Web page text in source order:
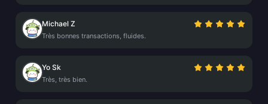
Michael Z
Très bonnes transactions, fluides.
Yo Sk
Très, très bien.